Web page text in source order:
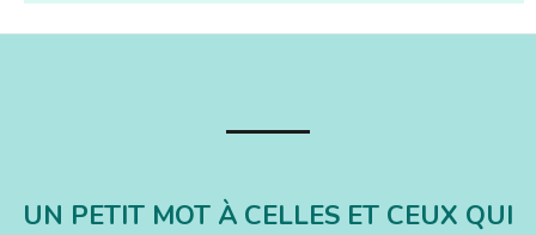
UN PETIT MOT À CELLES ET CEUX QUI